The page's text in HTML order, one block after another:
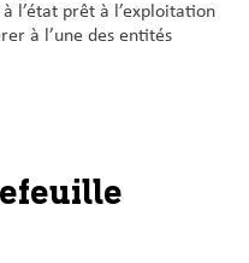
l’état prêt à l’exploitation
à l’une des entités